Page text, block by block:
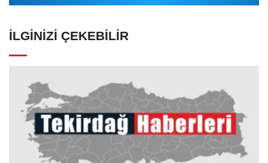
İLGINIZI ÇEKEBILIR